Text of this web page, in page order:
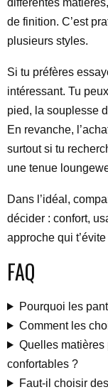
différentes
de finition. C’est
plusieurs styles.
Si tu préfères
intéressant. Tu
pied, la souplesse
En revanche,
surtout si tu
une tenue
Dans l’idéal,
décider : confort,
approche qui
FAQ
Pourquoi les
Comment les
Quelles
confortables ?
Faut-il choisir